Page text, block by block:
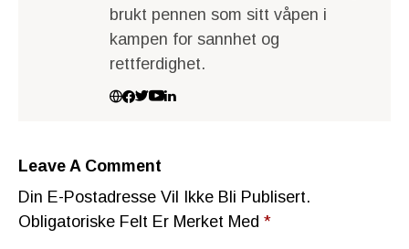
brukt pennen som sitt våpen i
kampen for sannhet og
rettferdighet.
Leave A Comment
Din E-Postadresse Vil Ikke Bli Publisert.
Obligatoriske Felt Er Merket Med *